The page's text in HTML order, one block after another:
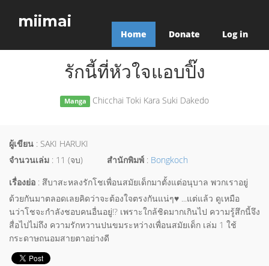
miimai
Home Donate Log in
รักนี้ที่หัวใจแอบปิ๊ง
Manga Chicchai Toki Kara Suki Dakedo
ผู้เขียน : SAKI HARUKI
จำนวนเล่ม : 11 (จบ) สำนักพิมพ์ : Bongkoch
เรื่องย่อ : สึบาสะหลงรักโชเพื่อนสมัยเด็กมาตั้งแต่อนุบาล พวกเราอยู่
ด้วยกันมาตลอดเลยคิดว่าจะต้องใจตรงกันแน่ๆ♥ ...แต่แล้ว ดูเหมือ
นว่าโชจะกำลังชอบคนอื่นอยู่!? เพราะใกล้ชิดมากเกินไป ความรู้สึกนี้จึง
สื่อไปไม่ถึง ความรักหวานปนขมระหว่างเพื่อนสมัยเด็ก เล่ม 1 ใช้
กระดาษถนอมสายตาอย่างดี